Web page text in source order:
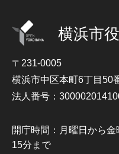
横浜市
〒231-0005
横浜市中区本町6丁目50
法人番号：
開庁時間：月曜日から
15分まで